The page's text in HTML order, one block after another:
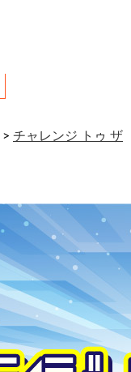
> チャレンジ トゥ ザ